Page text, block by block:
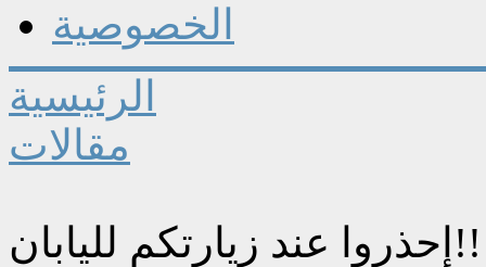
الخصوصية
الرئيسية
مقالات
لليابان!!!!